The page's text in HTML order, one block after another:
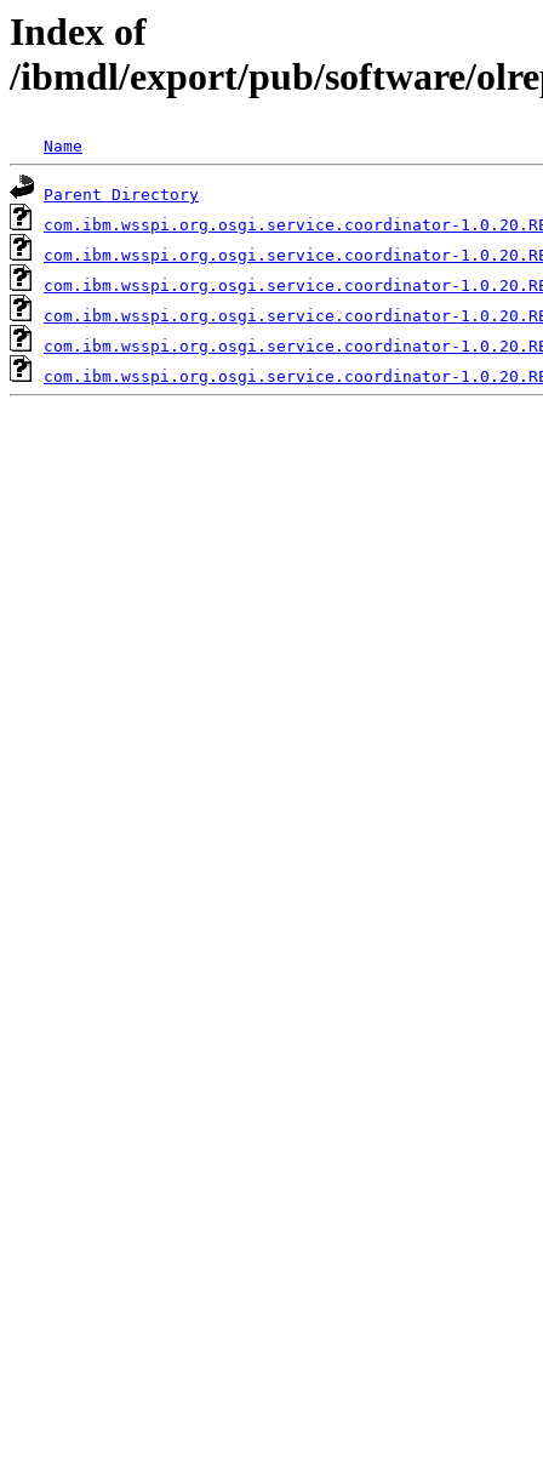
Index of
/ibmdl/export/pub/software/
Name
Parent Directory
com.ibm.wsspi.org.osgi.service.coordinator-
com.ibm.wsspi.org.osgi.service.coordinator-
com.ibm.wsspi.org.osgi.service.coordinator-
com.ibm.wsspi.org.osgi.service.coordinator-
com.ibm.wsspi.org.osgi.service.coordinator-
com.ibm.wsspi.org.osgi.service.coordinator-